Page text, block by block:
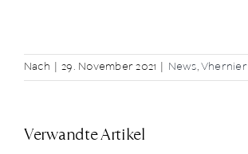
Nach | 29. November 2021 | News,Vhernier
Verwandte Artikel